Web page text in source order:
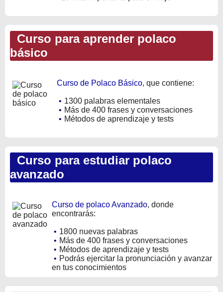
Curso para aprender polaco
básico
Curso de Polaco Básico, que contiene:
• 1300 palabras elementales
• Más de 400 frases y conversaciones
• Métodos de aprendizaje y tests
Curso para estudiar polaco
avanzado
Curso de polaco Avanzado, donde
encontrarás:
• 1800 nuevas palabras
• Más de 400 frases y conversaciones
• Métodos de aprendizaje y tests
• Podrás ejercitar la pronunciación y avanzar
en tus conocimientos